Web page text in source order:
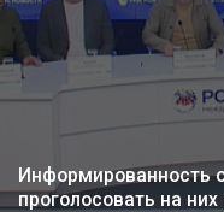
Информированность
проголосовать на